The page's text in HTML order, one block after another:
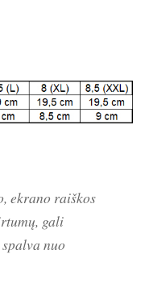
ekrano raiškos
gali
nuo